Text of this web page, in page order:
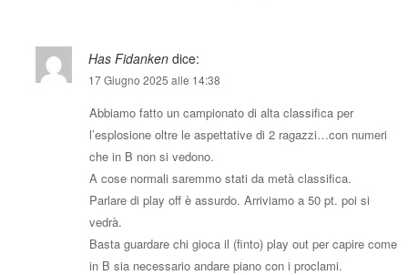
Has Fidanken dice:
17 Giugno 2025 alle 14:38
Abbiamo fatto un campionato di alta classifica per
l’esplosione oltre le aspettative di 2 ragazzi…con numeri
che in B non si vedono.
A cose normali saremmo stati da metà classifica.
Parlare di play off è assurdo. Arriviamo a 50 pt. poi si
vedrà.
Basta guardare chi gioca il (finto) play out per capire come
in B sia necessario andare piano con i proclami.